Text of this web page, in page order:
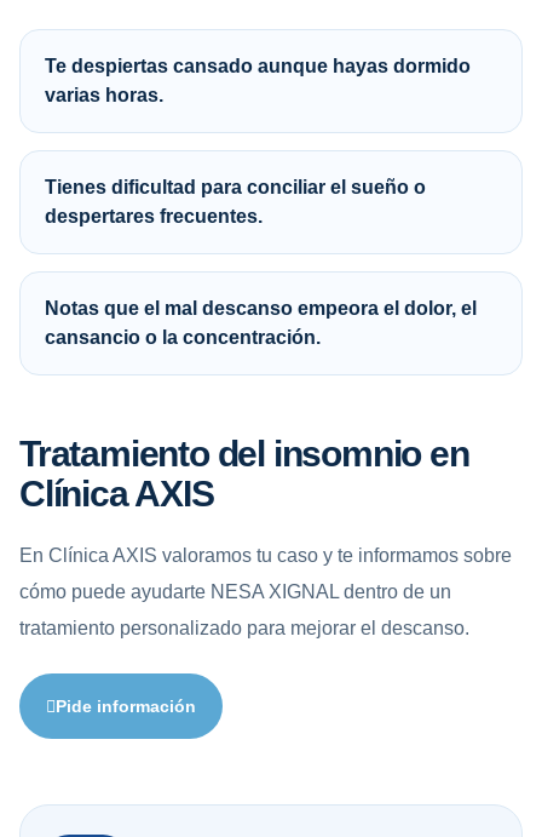
Te despiertas cansado aunque hayas dormido
varias horas.
Tienes dificultad para conciliar el sueño o
despertares frecuentes.
Notas que el mal descanso empeora el dolor, el
cansancio o la concentración.
Tratamiento del insomnio en
Clínica AXIS
En Clínica AXIS valoramos tu caso y te informamos sobre
cómo puede ayudarte NESA XIGNAL dentro de un
tratamiento personalizado para mejorar el descanso.
Pide información